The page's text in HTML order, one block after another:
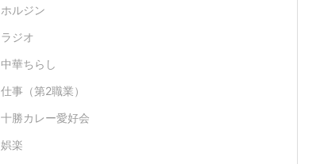
ホルジン
ラジオ
中華ちらし
仕事（第2職業）
十勝カレー愛好会
娯楽